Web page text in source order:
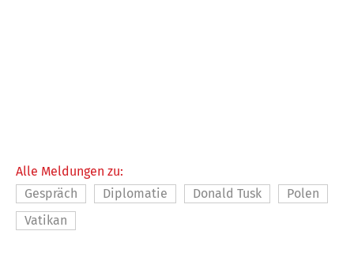
Alle Meldungen zu:
Gespräch
Diplomatie Donald Tusk
Polen
Vatikan